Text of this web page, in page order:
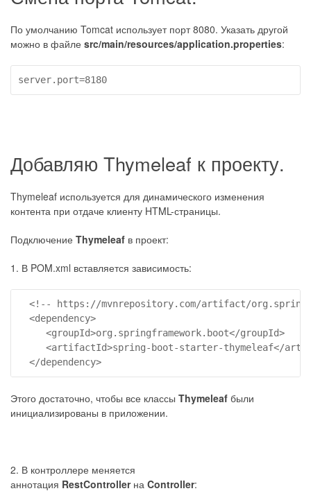
По умолчанию Tomcat использует порт 8080. Указать другой
можно в файле src/main/resources/application.properties:
server.port=8180
Добавляю Thymeleaf к проекту.
Thymeleaf используется для динамического изменения
контента при отдаче клиенту HTML-страницы.
Подключение Thymeleaf в проект:
1. В POM.xml вставляется зависимость:
<!-- https://mvnrepository.com/artifact/
  <dependency>
     <groupId>org.springframework.boot</groupId>
<artifactId>spring-boot-starter-thymeleaf</
  </dependency>
Этого достаточно, чтобы все классы Thymeleaf были
инициализированы в приложении.
2. В контроллере меняется
аннотация RestController на Controller: